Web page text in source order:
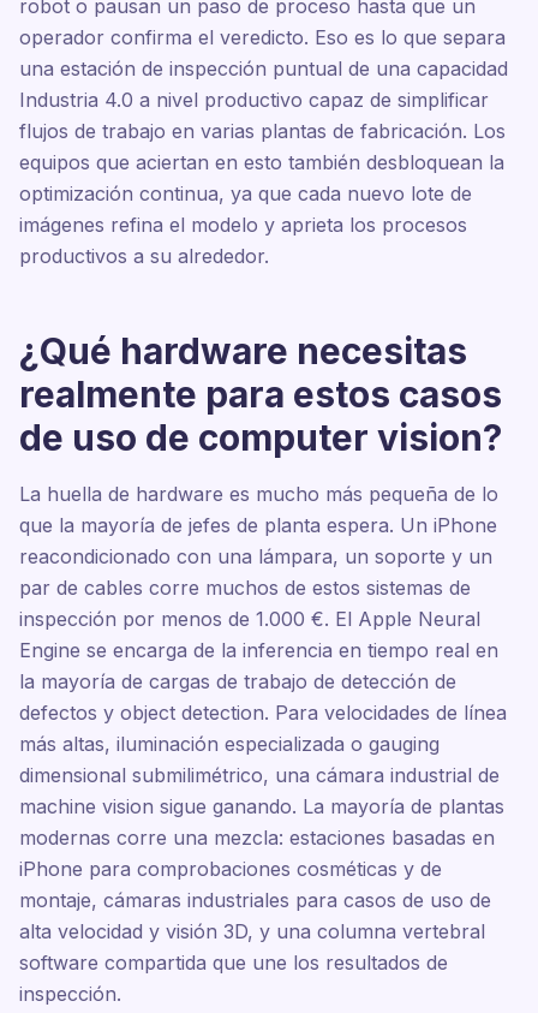
robot o pausan un paso de proceso hasta que un
operador confirma el veredicto. Eso es lo que separa
una estación de inspección puntual de una capacidad
Industria 4.0 a nivel productivo capaz de simplificar
flujos de trabajo en varias plantas de fabricación. Los
equipos que aciertan en esto también desbloquean la
optimización continua, ya que cada nuevo lote de
imágenes refina el modelo y aprieta los procesos
productivos a su alrededor.
¿Qué hardware necesitas
realmente para estos casos
de uso de computer vision?
La huella de hardware es mucho más pequeña de lo
que la mayoría de jefes de planta espera. Un iPhone
reacondicionado con una lámpara, un soporte y un
par de cables corre muchos de estos sistemas de
inspección por menos de 1.000 €. El Apple Neural
Engine se encarga de la inferencia en tiempo real en
la mayoría de cargas de trabajo de detección de
defectos y object detection. Para velocidades de línea
más altas, iluminación especializada o gauging
dimensional submilimétrico, una cámara industrial de
machine vision sigue ganando. La mayoría de plantas
modernas corre una mezcla: estaciones basadas en
iPhone para comprobaciones cosméticas y de
montaje, cámaras industriales para casos de uso de
alta velocidad y visión 3D, y una columna vertebral
software compartida que une los resultados de
inspección.